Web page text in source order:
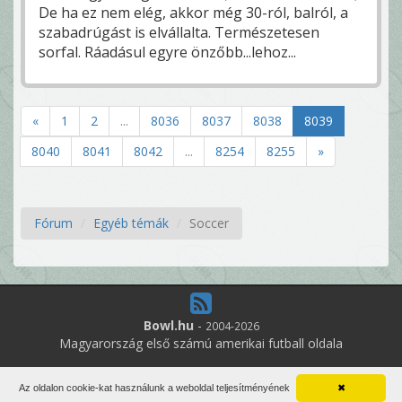
De ha ez nem elég, akkor még 30-ról, balról, a
szabadrúgást is elvállalta. Természetesen
sorfal. Ráadásul egyre önzőbb...lehoz...
« 1 2 ... 8036 8037 8038
8039
8040
8041 8042 ... 8254 8255 »
Fórum Egyéb témák Soccer
Bowl.hu - 2004-2026
Magyarország első számú amerikai futball oldala
6
online felhasználó
Minden jog fenntartva. Írott anyagok újraközlése csak a szerző
✖
Az oldalon cookie-kat használunk a weboldal teljesítményének